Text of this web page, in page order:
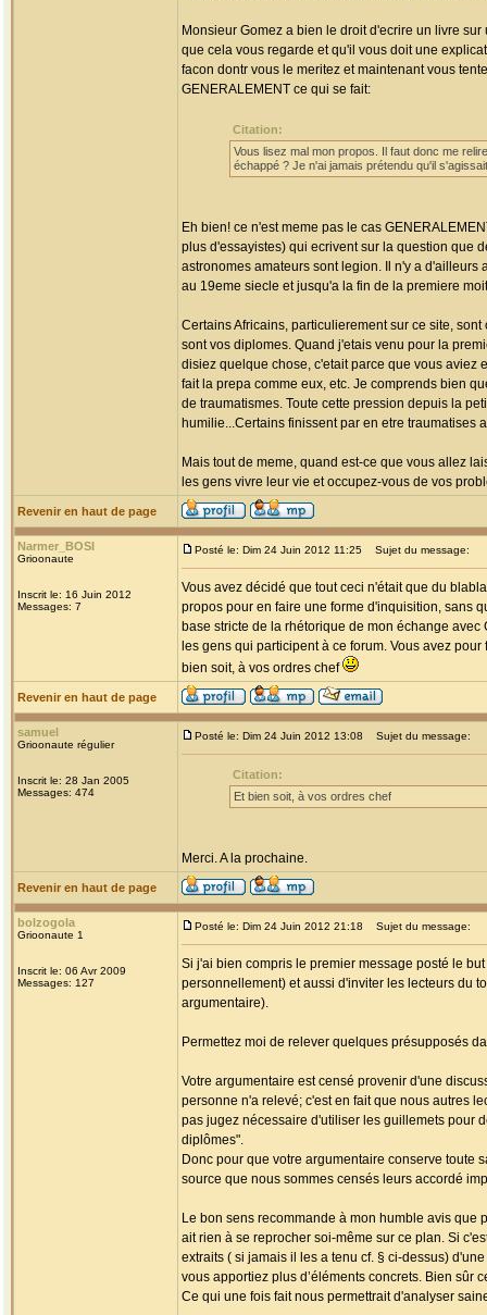
Monsieur Gomez a bien le droit d'ecrire un livre
que cela vous regarde et qu'il vous doit une
facon dontr vous le meritez et maintenant vous
GENERALEMENT ce qui se fait:
Citation:
Vous lisez mal mon propos. Il faut donc me
échappé ? Je n'ai jamais prétendu qu'il
Eh bien! ce n'est meme pas le cas
plus d'essayistes) qui ecrivent sur la question que
astronomes amateurs sont legion. Il n'y a
au 19eme siecle et jusqu'a la fin de la premiere
Certains Africains, particulierement sur ce site,
sont vos diplomes. Quand j'etais venu pour la
disiez quelque chose, c'etait parce que vous aviez
fait la prepa comme eux, etc. Je comprends bien
de traumatismes. Toute cette pression depuis la
humilie...Certains finissent par en etre traumatises
Mais tout de meme, quand est-ce que vous allez
les gens vivre leur vie et occupez-vous de vos
Revenir en haut de page
Narmer_BOSI
Grioonaute
Inscrit le: 16 Juin 2012
Messages: 7
Posté le: Dim 24 Juin 2012 11:25 Sujet du message:
Vous avez décidé que tout ceci n'était que du
propos pour en faire une forme d'inquisition, sans
base stricte de la rhétorique de mon échange
les gens qui participent à ce forum. Vous avez
bien soit, à vos ordres chef
Revenir en haut de page
samuel
Grioonaute régulier
Inscrit le: 28 Jan 2005
Messages: 474
Posté le: Dim 24 Juin 2012 13:08 Sujet du message:
Citation:
Et bien soit, à vos ordres chef
Merci. A la prochaine.
Revenir en haut de page
bolzogola
Grioonaute 1
Inscrit le: 06 Avr 2009
Messages: 127
Posté le: Dim 24 Juin 2012 21:18 Sujet du message:
Si j'ai bien compris le premier message posté le
personnellement) et aussi d'inviter les lecteurs du
argumentaire).
Permettez moi de relever quelques présupposés
Votre argumentaire est censé provenir d'une
personne n'a relevé; c'est en fait que nous autres
pas jugez nécessaire d'utiliser les guillemets pour
diplômes".
Donc pour que votre argumentaire conserve toute
source que nous sommes censés leurs accordé
Le bon sens recommande à mon humble avis
ait rien à se reprocher soi-même sur ce plan. Si
extraits ( si jamais il les a tenu cf. § ci-dessus)
vous apportiez plus d’éléments concrets. Bien sûr
Ce qui une fois fait nous permettrait d'analyser